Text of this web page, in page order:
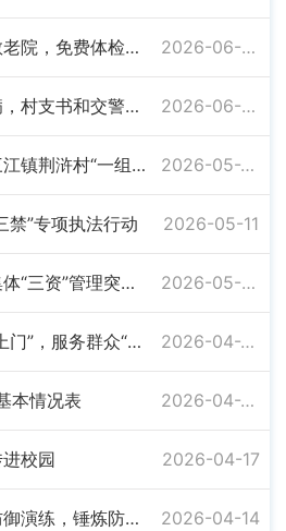
三江镇：健康宣讲进敬老院，免费体检暖人心 2026-06-09
三江镇：村民突发疾病，村支书和交警接力救援 2026-06-09
好组长带出好乡风！三江镇荆浒村“一组带动一片” 2026-05-27
禁”专项执法行动 2026-05-11
关于调整三江镇农村集体“三资”管理突出问题专项治理工作领导小组的通知 2026-05-07
三江镇：农机年检“送上门”，服务群众“零距离” 2026-04-28
本情况表 2026-04-27
校园 2026-04-17
三江镇开展山洪灾害防御演练，锤炼防汛“实战力” 2026-04-14